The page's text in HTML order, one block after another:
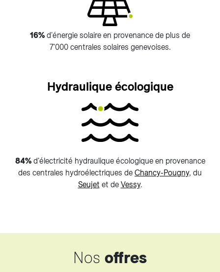
16% d'énergie solaire en provenance de plus de
7'000 centrales solaires genevoises.
Hydraulique écologique
84%d'électricité hydraulique écologique en provenance
des centrales hydroélectriques de Chancy-Pougny, du
Seujet et de Vessy.
Nos offres